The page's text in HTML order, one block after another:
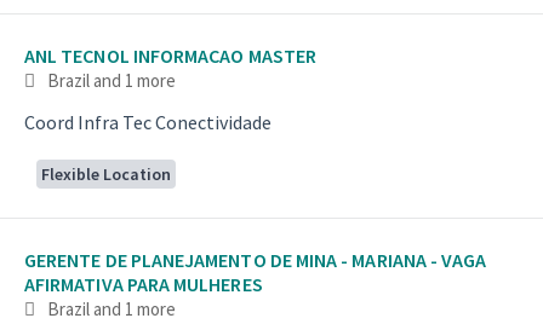
ANL TECNOL INFORMACAO MASTER
Braziland 1 more
Coord Infra Tec Conectividade
Flexible Location
GERENTE DE PLANEJAMENTO DE MINA - MARIANA - VAGA
AFIRMATIVA PARA MULHERES
Braziland 1 more